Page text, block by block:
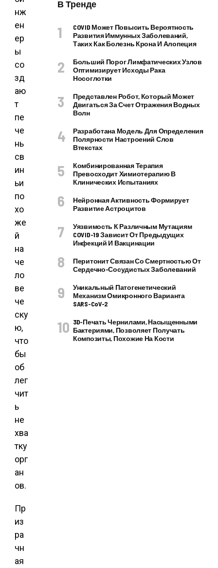
нж
ен
ер
ы
со
зд
аю
т
пе
че
нь
св
ин
ьи
по
хо
же
й
на
че
ло
ве
че
ску
ю,
что
бы
об
лег
чит
ь
не
хва
тку
орг
ан
ов.
Пр
из
ра
чн
ая
В Тренде
COVID Может Повысить Вероятность
Развития Иммунных Заболеваний,
Таких Как Болезнь Крона И Алопеция
Больший Порог Лимфатических Узлов
Оптимизирует Исходы Рака
Носоглотки
Представлен Робот, Который Может
Двигаться За Счет Отражения Водных
Волн
Разработана Модель Для Определения
Полярности Настроений Слов
Втекстах
Комбинированная Терапия
Превосходит Химиотерапию В
Клинических Испытаниях
Нейронная Активность Формирует
Развитие Астроцитов
Уязвимость К Различным Мутациям
COVID-19 Зависит От Предыдущих
Инфекций И Вакцинации
Перитонит Связан Со Смертностью От
Сердечно-Сосудистых Заболеваний
Уникальный Патогенетический
Механизм Омикронного Варианта
SARS-CoV-2
3D-Печать Чернилами, Насыщенными
Бактериями, Позволяет Получать
Композиты, Похожие На Кости